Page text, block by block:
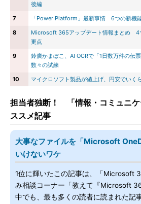
後編
7
「Power Platform」最新事情 6つの新機
8
Microsoft 365アップデート情報まとめ 4
更点
9
鈴廣かまぼこ、AI OCRで「1日数万件の伝
数々の試練
10
マイクロソフト製品が値上げ、円安でいく
担当者独断！ 「情報・コミュニ
ススメ記事
大事なファイルを「Microsoft
いけないワケ
1位に輝いたこの記事は、「Microsoft
み相談コーナー「教えて『Microsoft
中でも、最も多くの読者に読まれた記